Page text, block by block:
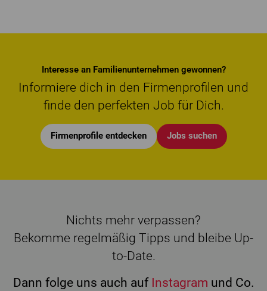
Interesse an Familienunternehmen gewonnen?
Informiere dich in den Firmenprofilen und
finde den perfekten Job für Dich.
Firmenprofile entdecken Jobs suchen
Nichts mehr verpassen?
Bekomme regelmäßig Tipps und bleibe Up-
to-Date.
Dann folge uns auch auf Instagram und Co.